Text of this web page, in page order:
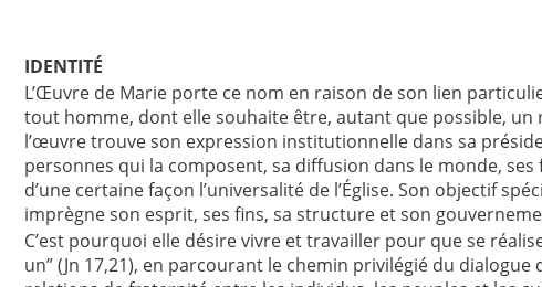
IDENTITÉ
L’Œuvre de Marie porte ce nom en raison de son lien
tout homme, dont elle souhaite être, autant que possible,
l’œuvre trouve son expression institutionnelle dans sa
personnes qui la composent, sa diffusion dans le monde,
d’une certaine façon l’universalité de l’Église. Son objectif
imprègne son esprit, ses fins, sa structure et son
C’est pourquoi elle désire vivre et travailler pour que se
un” (Jn 17,21), en parcourant le chemin privilégié du